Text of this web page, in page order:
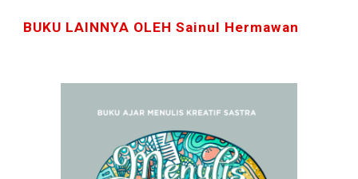
BUKU LAINNYA OLEH Sainul Hermawan